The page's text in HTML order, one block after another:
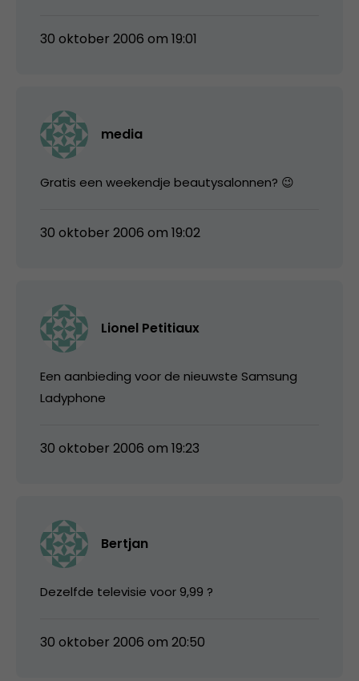
30 oktober 2006 om 19:01
media
Gratis een weekendje beautysalonnen? 😉
30 oktober 2006 om 19:02
Lionel Petitiaux
Een aanbieding voor de nieuwste Samsung
Ladyphone
30 oktober 2006 om 19:23
Bertjan
Dezelfde televisie voor 9,99 ?
30 oktober 2006 om 20:50